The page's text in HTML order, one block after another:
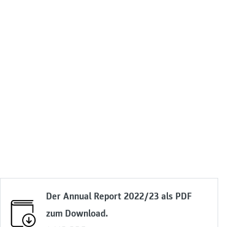
Der Annual Report 2022/23 als PDF
zum Download.